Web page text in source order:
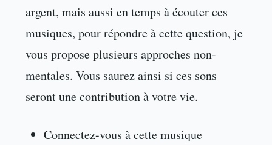
argent, mais aussi en temps à écouter ces
musiques, pour répondre à cette question, je
vous propose plusieurs approches non-
mentales. Vous saurez ainsi si ces sons
seront une contribution à votre vie.
Connectez-vous à cette musique